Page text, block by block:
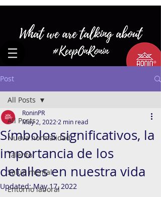
Post
All Posts
Nueva normalidad
Talento
Salud mental
Entorno laboral
All Posts
Símbolos significativos, la
importancia de los
detalles en nuestra vida
RoninPR
May 2, 2022 2 min read
Updated:May 17, 2022